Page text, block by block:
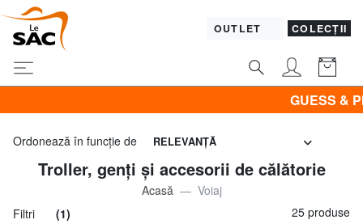
OUTLET COLECȚII
GUESS &
Ordonează în funcţie de RELEVANŢĂ
Troller, genți și accesorii de călătorie
Acasă
Voiaj
Filtri
(1) 25 produse